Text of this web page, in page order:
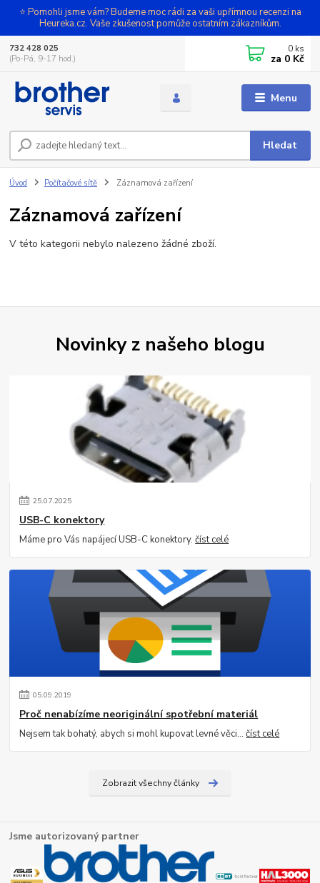
⭐ Pomohli jsme vám? Budeme moc rádi za vaši upřímnou recenzi na
Heureka.cz. Vaše zkušenost pomůže ostatním zákazníkům.
Menu
Hledat
732 428 025
(Po-Pá, 9-17 hod.)
0 ks
za 0 Kč
Úvod Počítačové sítě Záznamová zařízení
Záznamová zařízení
V této kategorii nebylo nalezeno žádné zboží.
Novinky z našeho blogu
25.07.2025
USB-C konektory
Máme pro Vás napájecí USB-C konektory.číst celé
05.09.2019
Proč nenabízíme neoriginální spotřební materiál
Nejsem tak bohatý, abych si mohl kupovat levné věci...číst celé
Zobrazit všechny články
Jsme autorizovaný partner